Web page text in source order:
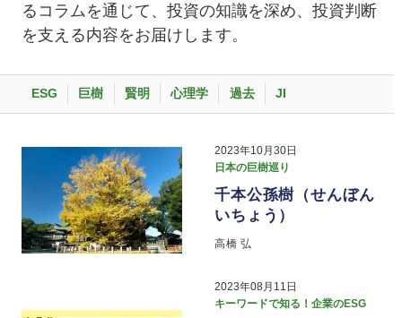
るコラムを通じて、投資の知識を深め、投資判断
を支える内容をお届けします。
ESG 巨樹 賢明 心理学 過去 JI
2023年10月30日
日本の巨樹巡り
千本公孫樹（せんぼん
いちょう）
高橋 弘
2023年08月11日
キーワードで知る！企業のESG